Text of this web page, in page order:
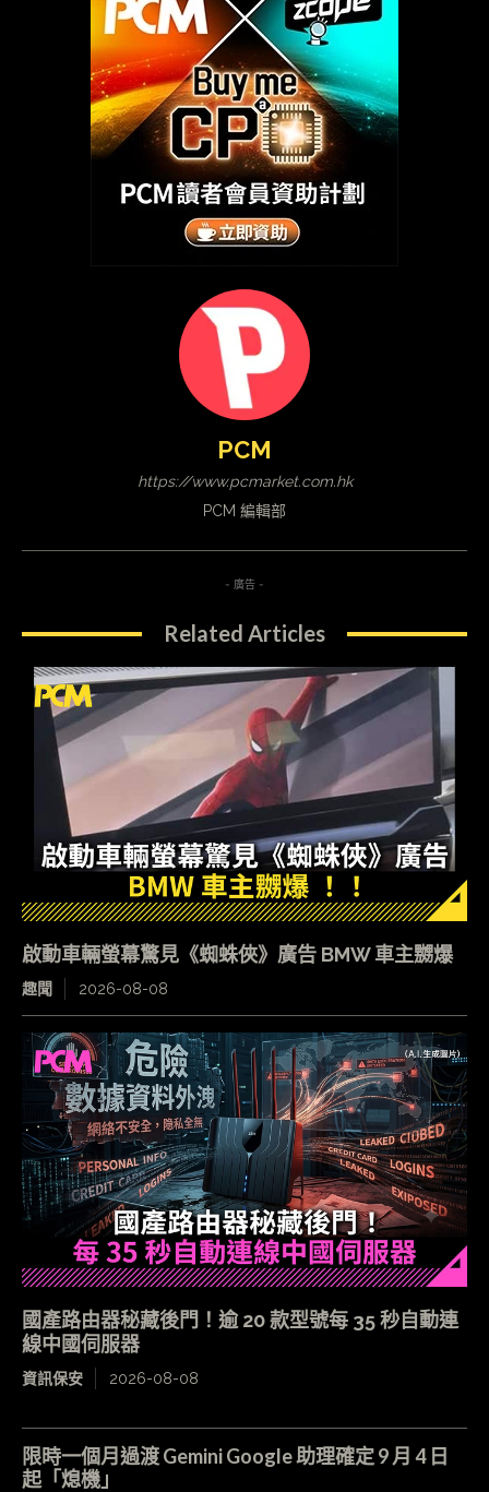
PCM
https://www.pcmarket.com.hk
PCM 編輯部
- 廣告 -
Related Articles
啟動車輛螢幕驚見《蜘蛛俠》廣告 BMW 車主嬲爆
趣聞 2026-08-08
國產路由器秘藏後門！逾 20 款型號每 35 秒自動連
線中國伺服器
資訊保安 2026-08-08
限時一個月過渡 Gemini Google 助理確定 9 月 4 日
起「熄機」